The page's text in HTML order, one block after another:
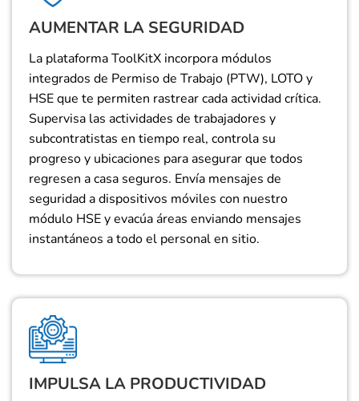
AUMENTAR LA SEGURIDAD
La plataforma ToolKitX incorpora módulos
integrados de Permiso de Trabajo (PTW), LOTO y
HSE que te permiten rastrear cada actividad crítica.
Supervisa las actividades de trabajadores y
subcontratistas en tiempo real, controla su
progreso y ubicaciones para asegurar que todos
regresen a casa seguros. Envía mensajes de
seguridad a dispositivos móviles con nuestro
módulo HSE y evacúa áreas enviando mensajes
instantáneos a todo el personal en sitio.
IMPULSA LA PRODUCTIVIDAD